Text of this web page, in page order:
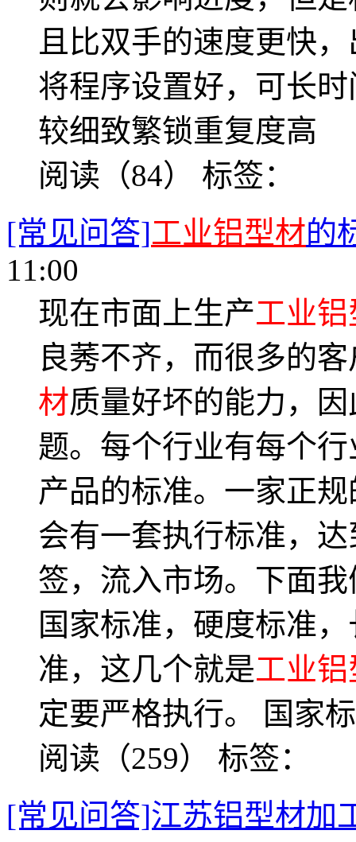
且比双手的速度更快
将程序设置好，可长
较细致繁锁重复度高
阅读（84） 标签：
[常见问答]工业铝型材的
11:00
现在市面上生产工业
良莠不齐，而很多的
材质量好坏的能力，因
题。每个行业有每个
产品的标准。一家正
会有一套执行标准，
签，流入市场。下面
国家标准，硬度标准
准，这几个就是工业
定要严格执行。 国家
阅读（259） 标签：
[常见问答]江苏铝型材加